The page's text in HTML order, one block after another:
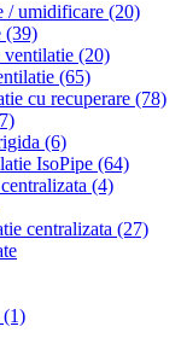
/ umidificare (20)
(39)
ventilatie (20)
(65)
cu recuperare (78)
(6)
IsoPipe (64)
(4)
centralizata (27)
(1)